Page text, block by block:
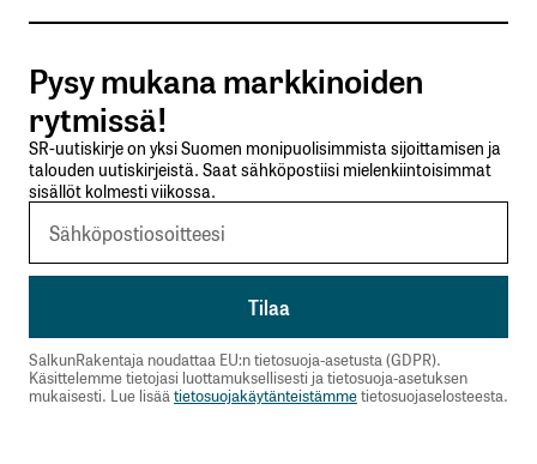
sisään
rekisteröityä
Sähköpostiosoitettasi ei julkaista.Pakolliset
Kommentti*
Pysy mukana markkinoiden
rytmissä!
SR-uutiskirje on yksi Suomen monipuolisimmista sijoittamisen ja
talouden uutiskirjeistä. Saat sähköpostiisi mielenkiintoisimmat
sisällöt kolmesti viikossa.
SalkunRakentaja noudattaa EU:n tietosuoja-asetusta (GDPR).
Käsittelemme tietojasi luottamuksellisesti ja tietosuoja-asetuksen
mukaisesti. Lue lisää tietosuojakäytänteistämmetietosuojaselosteesta.